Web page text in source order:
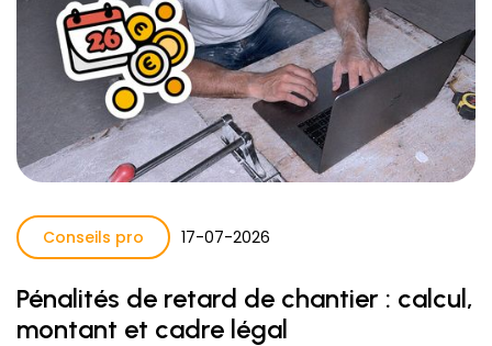
Conseils pro 17-07-2026
Pénalités de retard de chantier : calcul,
montant et cadre légal